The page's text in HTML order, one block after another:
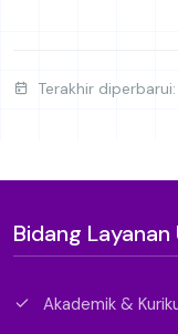
Terakhir
Bidang
Akademik &